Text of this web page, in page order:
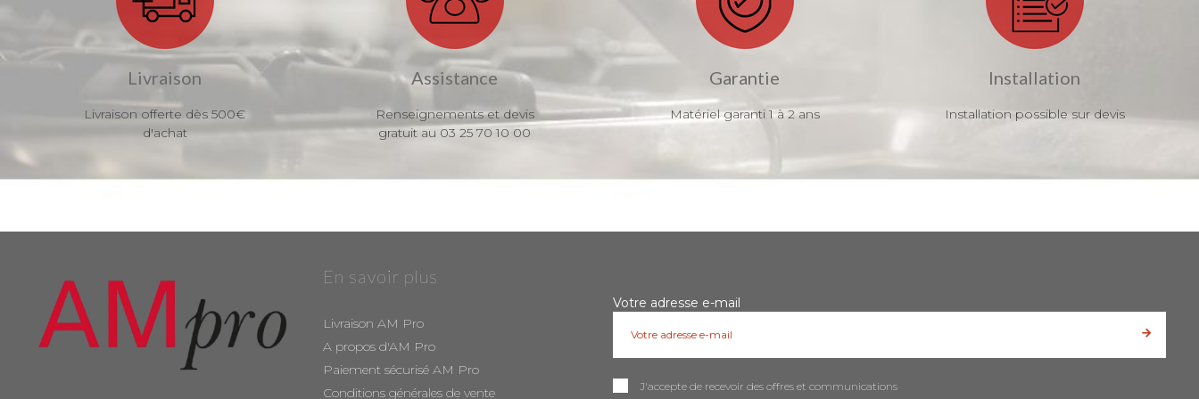
Livraison
Livraison offerte dès 500€
d'achat
Assistance
Renseignements et devis
gratuit au 03 25 70 10 00
Garantie
Matériel garanti 1 à 2 ans
Installation
Installation possible sur devis
En savoir plus
Livraison AM Pro
A propos d'AM Pro
Paiement sécurisé AM Pro
Conditions générales de vente
Votre adresse e-mail
J'accepte de recevoir des offres et communications